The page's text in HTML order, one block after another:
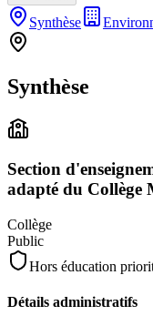
Synthèse
Synthèse
Section
adapté du Collège
Collège
Public
Hors éducation
Détails administratifs